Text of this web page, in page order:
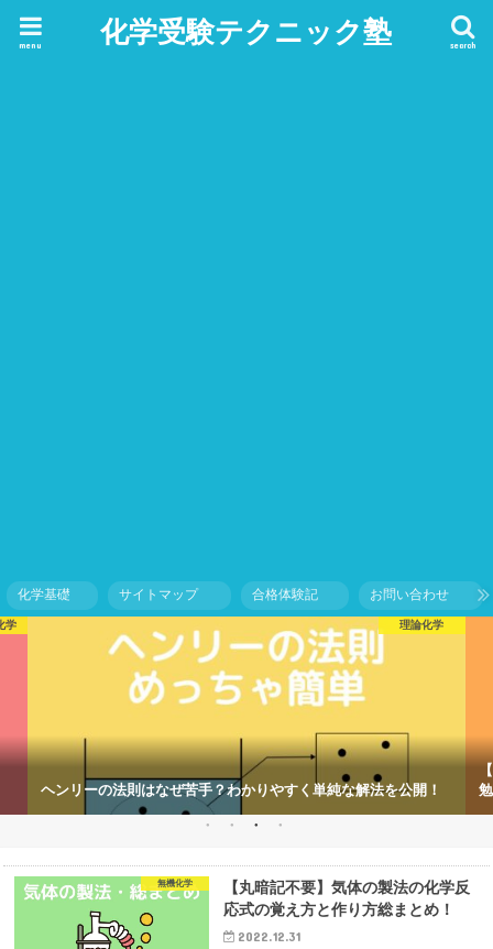
化学受験テクニック塾 search
menu
化学基礎 サイトマップ 合格体験記 お問い合わせ
学 理論化学
ヘンリーの法則はなぜ苦手？わかりやすく単純な解法を公開！
無機化学
【丸暗記不要】気体の製法の化学反
応式の覚え方と作り方総まとめ！
2022.12.31